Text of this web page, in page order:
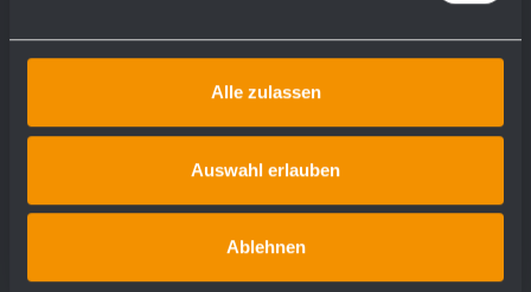
Alle zulassen
Auswahl erlauben
Ablehnen
Gamme Complète